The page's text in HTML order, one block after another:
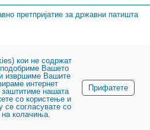
претпријатие за државни патишта
кои не содржат
Вашето
извршиме Вашите
интернет
заштитиме нашата
со користење и
се согласувате со
на колачиња.
Прифатете